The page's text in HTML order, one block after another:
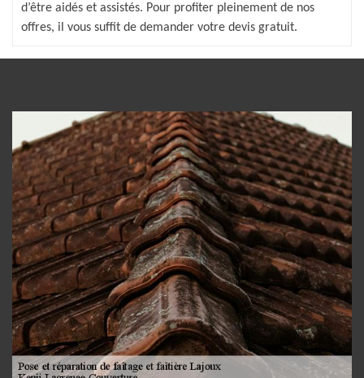
d’être aidés et assistés. Pour profiter pleinement de nos
offres, il vous suffit de demander votre devis gratuit.